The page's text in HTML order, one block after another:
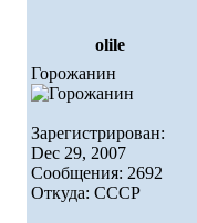
olile
Горожанин
Зарегистрирован:
Dec 29, 2007
Сообщения: 2692
Откуда: СССР